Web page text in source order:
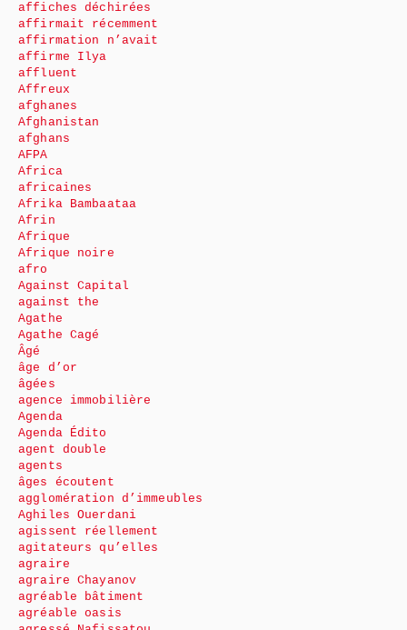
affiches déchirées
affirmait récemment
affirmation n’avait
affirme Ilya
affluent
Affreux
afghanes
Afghanistan
afghans
AFPA
Africa
africaines
Afrika Bambaataa
Afrin
Afrique
Afrique noire
afro
Against Capital
against the
Agathe
Agathe Cagé
Âgé
âge d’or
âgées
agence immobilière
Agenda
Agenda Édito
agent double
agents
âges écoutent
agglomération d’immeubles
Aghiles Ouerdani
agissent réellement
agitateurs qu’elles
agraire
agraire Chayanov
agréable bâtiment
agréable oasis